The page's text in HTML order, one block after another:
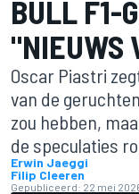
BULL F1-
"NIEUWS
Oscar Piastri
van de
zou hebben,
de speculaties
Erwin Jaeggi
Filip Cleeren
Gepubliceerd: 22 mei